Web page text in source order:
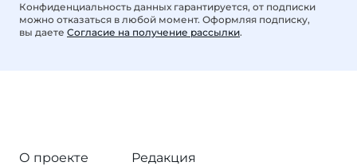
Конфиденциальность данных гарантируется, от подписки
можно отказаться в любой момент. Оформляя подписку,
вы даете Согласие на получение рассылки.
О проекте
Редакция